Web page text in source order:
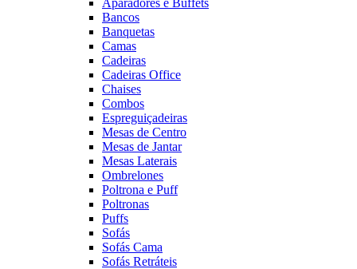
Aparadores e Buffets
Bancos
Banquetas
Camas
Cadeiras
Cadeiras Office
Chaises
Combos
Espreguiçadeiras
Mesas de Centro
Mesas de Jantar
Mesas Laterais
Ombrelones
Poltrona e Puff
Poltronas
Puffs
Sofás
Sofás Cama
Sofás Retráteis